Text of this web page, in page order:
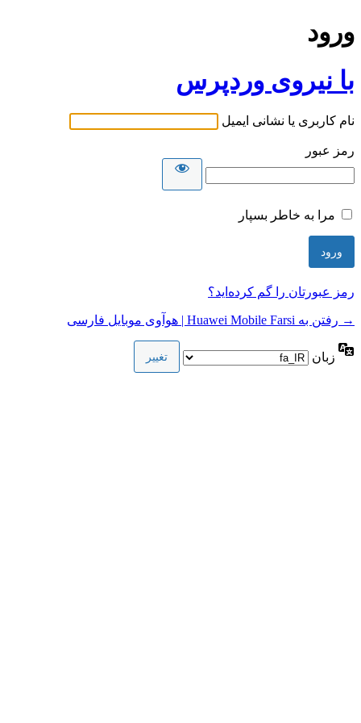
ورود
با نیروی وردپرس
نام کاربری یا نشانی ایمیل
رمز عبور
مرا به خاطر بسپار
رمز عبورتان را گم کرده‌اید؟
→ رفتن به Huawei Mobile Farsi | هوآوی موبایل فارسی
زبان